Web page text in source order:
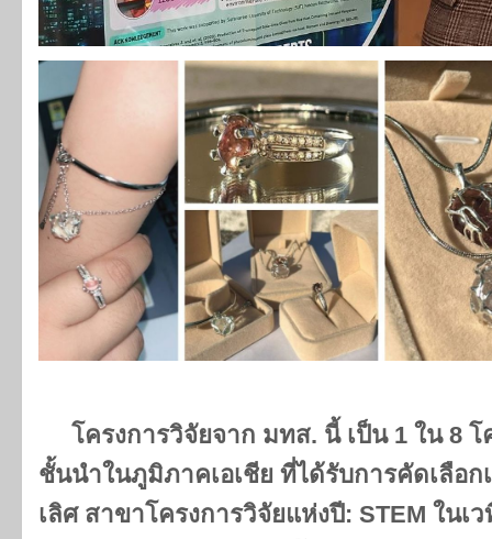
โครงการวิจัยจาก มทส. นี้ เป็น 1 ใน 8
ชั้นนำในภูมิภาคเอเชีย ที่ได้รับการคัดเลือ
เลิศ สาขาโครงการวิจัยแห่งปี: STEM ในเ